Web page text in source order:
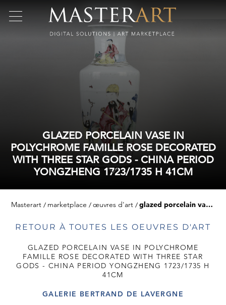
GLAZED PORCELAIN VASE IN
POLYCHROME FAMILLE ROSE DECORATED
WITH THREE STAR GODS - CHINA PERIOD
YONGZHENG 1723/1735 H 41CM
Masterart marketplace œuvres d'art glazed porcelain vase in polychrome famille rose decorated with three star gods - china period yongzheng 1723/1735 h 41cm
RETOUR À TOUTES LES OEUVRES D'ART
GLAZED PORCELAIN VASE IN POLYCHROME
FAMILLE ROSE DECORATED WITH THREE STAR
GODS - CHINA PERIOD YONGZHENG 1723/1735 H
41CM
GALERIE BERTRAND DE LAVERGNE